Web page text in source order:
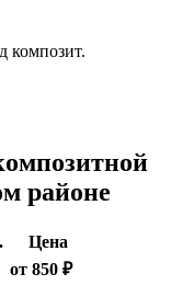
композит.
районе
Цена
от 850 ₽